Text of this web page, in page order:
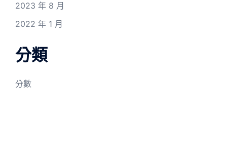
2023 年 8 月
2022 年 1 月
分類
分數